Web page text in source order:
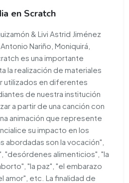
en Scratch
& Livi Astrid Jiménez
Nariño, Moniquirá,
es una importante
la realización de materiales
utilizados en diferentes
de nuestra institución
a partir de una canción con
animación que represente
su impacto en los
abordadas son la vocación",
"desórdenes alimenticios", "la
"la paz", "el embarazo
amor", etc. La finalidad de